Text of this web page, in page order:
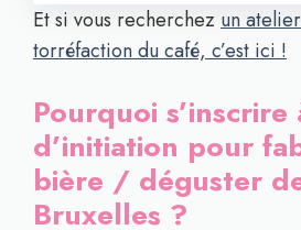
Et si vous recherchez un
torréfaction du café, c’est ici !
Pourquoi
d’initiation pour
bière / déguster
Bruxelles ?